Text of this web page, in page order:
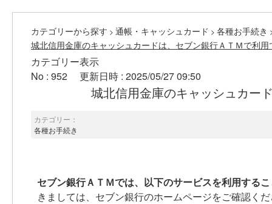
カテゴリーから探す > 通帳・キャッシュカード > 各種お手続き
城北信用金庫のキャッシュカードは、セブン銀行ＡＴＭで利
カテゴリー表示
No : 952
更新日時 : 2025/05/27 09:50
城北信用金庫のキャッシュカー
カテゴリー：
各種お手続き
セブン銀行ＡＴＭでは、以下のサービスを利用する
きましては、セブン銀行のホームページをご確認く